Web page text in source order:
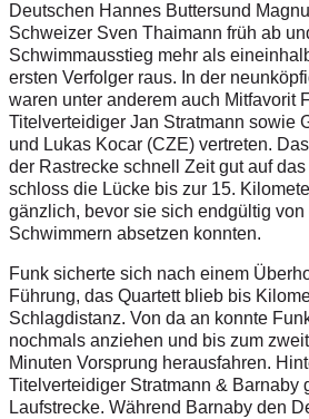
Deutschen Hannes Buttersund
Schweizer Sven Thaimann früh ab
Schwimmausstieg mehr als
ersten Verfolger raus. In der
waren unter anderem auch Mitfavorit
Titelverteidiger Jan Stratmann sowie
und Lukas Kocar (CZE) vertreten.
der Rastrecke schnell Zeit gut auf
schloss die Lücke bis zur 15.
gänzlich, bevor sie sich endgültig von
Schwimmern absetzen konnten.
Funk sicherte sich nach einem
Führung, das Quartett blieb bis
Schlagdistanz. Von da an konnte
nochmals anziehen und bis zum
Minuten Vorsprung herausfahren.
Titelverteidiger Stratmann & Barnaby
Laufstrecke. Während Barnaby den